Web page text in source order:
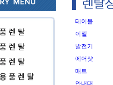
테이블
이젤
발전기
에어샷
매트
안내대